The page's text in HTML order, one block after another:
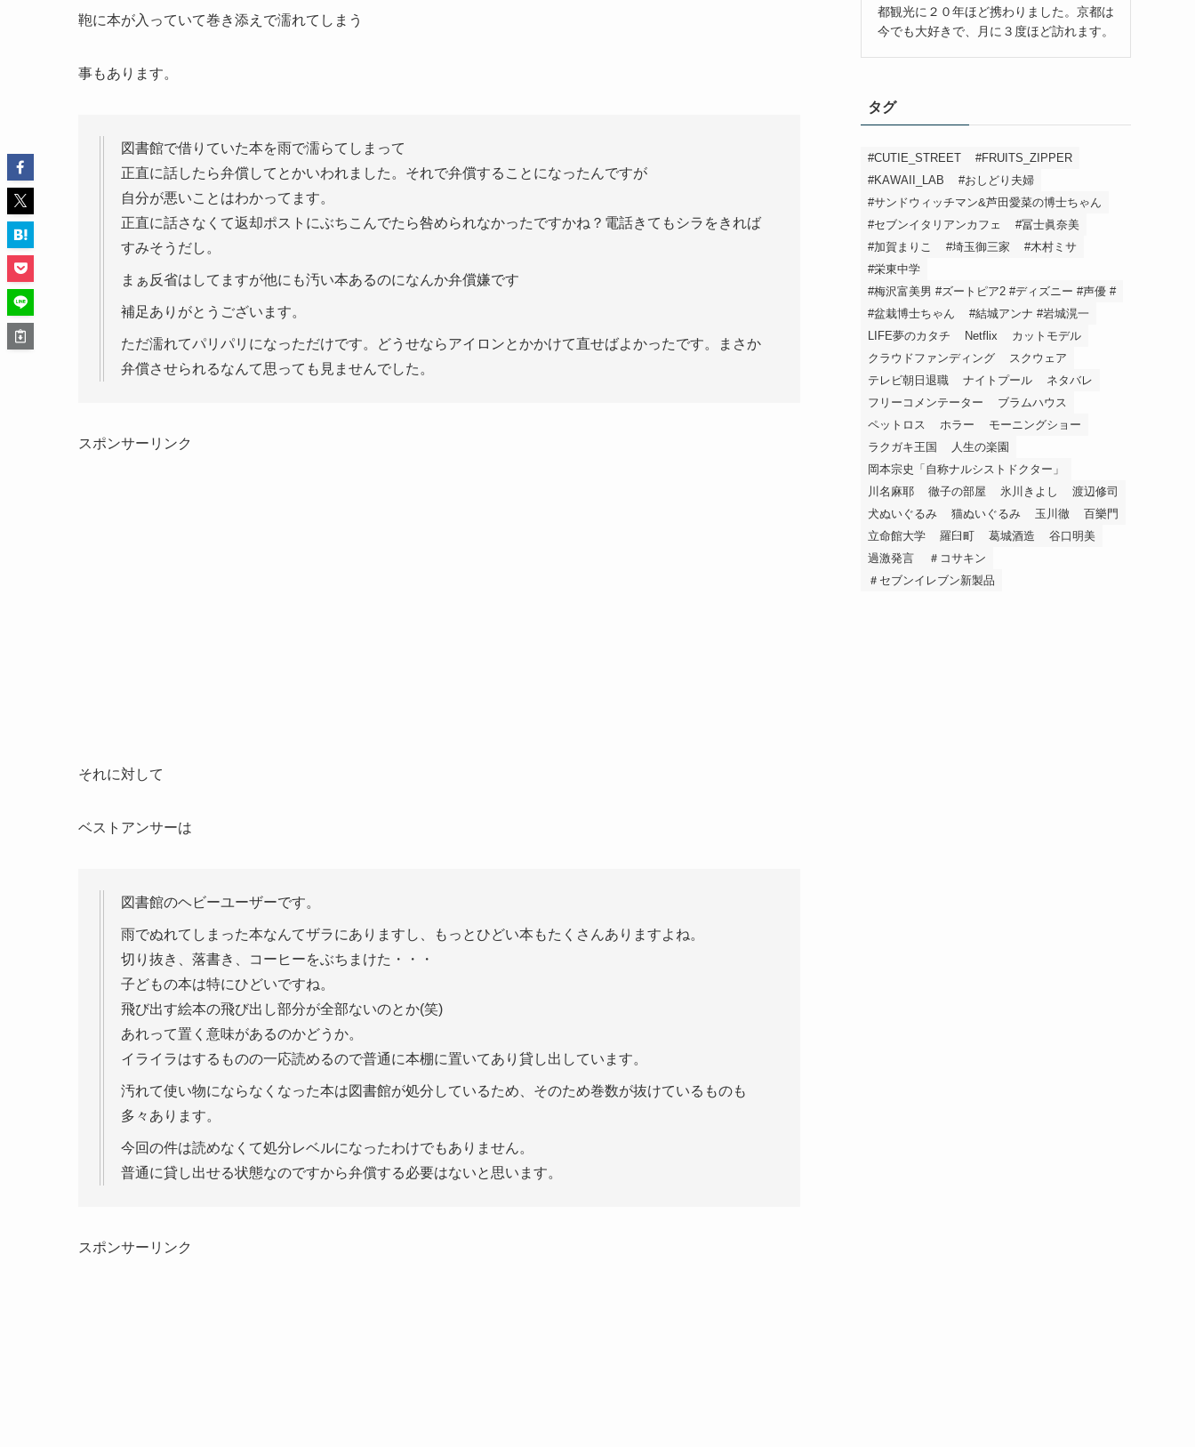
鞄に本が入っていて巻き添えで濡れてしまう
事もあります。
図書館で借りていた本を雨で濡らてしまって
正直に話したら弁償してとかいわれました。それで弁償することになったんですが
自分が悪いことはわかってます。
正直に話さなくて返却ポストにぶちこんでたら咎められなかったですかね？電話きてもシラをきれば
すみそうだし。
まぁ反省はしてますが他にも汚い本あるのになんか弁償嫌です
補足ありがとうございます。
ただ濡れてパリパリになっただけです。どうせならアイロンとかかけて直せばよかったです。まさか
弁償させられるなんて思っても見ませんでした。
スポンサーリンク
それに対して
ベストアンサーは
図書館のヘビーユーザーです。
雨でぬれてしまった本なんてザラにありますし、もっとひどい本もたくさんありますよね。
切り抜き、落書き、コーヒーをぶちまけた・・・
子どもの本は特にひどいですね。
飛び出す絵本の飛び出し部分が全部ないのとか(笑)
あれって置く意味があるのかどうか。
イライラはするものの一応読めるので普通に本棚に置いてあり貸し出しています。
汚れて使い物にならなくなった本は図書館が処分しているため、そのため巻数が抜けているものも
多々あります。
今回の件は読めなくて処分レベルになったわけでもありません。
普通に貸し出せる状態なのですから弁償する必要はないと思います。
スポンサーリンク
都観光に２０年ほど携わりました。京都は
今でも大好きで、月に３度ほど訪れます。
タグ
#CUTIE_STREET
#FRUITS_ZIPPER
#KAWAII_LAB
#おしどり夫婦
#サンドウィッチマン&芦田愛菜の博士ちゃん
#セブンイタリアンカフェ
#冨士眞奈美
#加賀まりこ
#埼玉御三家
#木村ミサ
#栄東中学
#梅沢富美男 #ズートピア2 #ディズニー #声優 #
#盆栽博士ちゃん
#結城アンナ #岩城滉一
LIFE夢のカタチ
Netflix
カットモデル
クラウドファンディング
スクウェア
テレビ朝日退職
ナイトプール
ネタバレ
フリーコメンテーター
ブラムハウス
ペットロス
ホラー
モーニングショー
ラクガキ王国
人生の楽園
岡本宗史「自称ナルシストドクター」
川名麻耶
徹子の部屋 氷川きよし
渡辺修司
犬ぬいぐるみ
猫ぬいぐるみ 玉川徹
百樂門
立命館大学
羅臼町 葛城酒造
谷口明美
過激発言
＃コサキン
＃セブンイレブン新製品